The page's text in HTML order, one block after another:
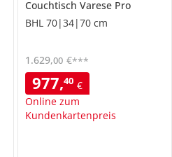
Couchtisch Varese Pro
BHL 70|34|70 cm
977,40 €
Online zum
Kundenkartenpreis
1.629,00 €***